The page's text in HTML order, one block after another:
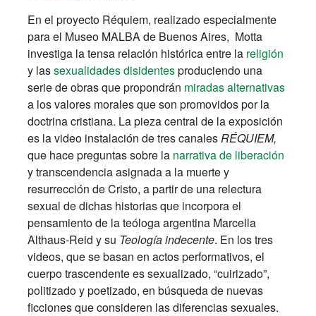
En el proyecto Réquiem, realizado especialmente
para el Museo MALBA de Buenos Aires, Motta
investiga la tensa relación histórica entre la religión
y lassexualidades disidentesproduciendo una
serie de obras que propondrán miradas alternativas
a los valores morales que son promovidos por la
doctrina cristiana. La pieza central de la exposición
es la video instalación de tres canalesRÉQUIEM,
que hace preguntas sobre la narrativa de liberación
y transcendencia asignada a la muerte y
resurrección de Cristo, a partir de una relectura
sexual de dichas historias que incorpora el
pensamiento de la teóloga argentina Marcella
Althaus-Reid y su Teología indecente. En los tres
videos, que se basan en actos performativos, el
cuerpo trascendente es sexualizado, “cuirizado”,
politizado y poetizado, en búsqueda de nuevas
ficciones que consideren las diferencias sexuales.